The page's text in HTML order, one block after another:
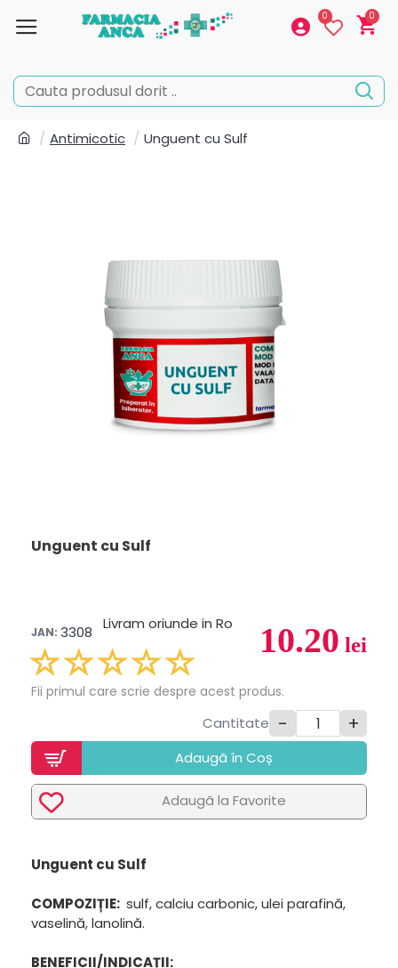
0 0
Antimicotic Unguent cu Sulf
Unguent cu Sulf
10.20 lei
JAN: 3308 Livram oriunde in Ro
Fii primul care scrie despre acest produs.
Cantitate - +
Adaugã în Coș
Adaugã la Favorite
Unguent cu Sulf
COMPOZIȚIE: sulf, calciu carbonic, ulei parafină,
vaselină, lanolină.
BENEFICII/INDICAȚII: